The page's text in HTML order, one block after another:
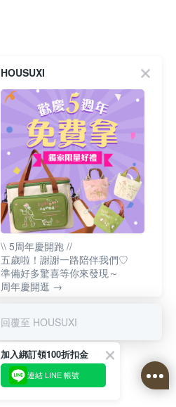
HOUSUXI
\\ 5周年慶開跑 //
五歲啦！謝謝一路陪伴我們♡
準備好多驚喜等你來發現～
周年慶開逛 →
回覆至 HOUSUXI
加入綁訂領100折扣金
連結 LINE 帳號